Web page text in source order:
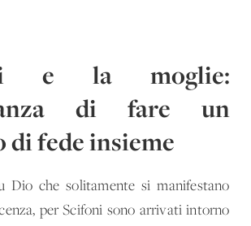
e la moglie:
di fare un
di fede insieme
Dio che solitamente si manifestano
per Scifoni sono arrivati intorno